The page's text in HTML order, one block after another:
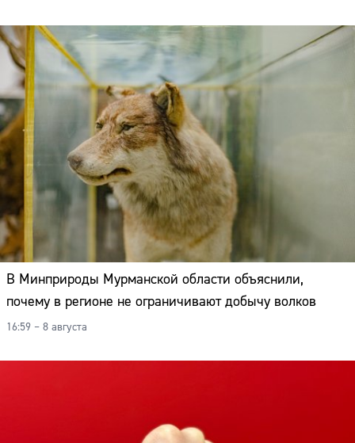
В Минприроды Мурманской области объяснили,
почему в регионе не ограничивают добычу волков
16:59 – 8 августа